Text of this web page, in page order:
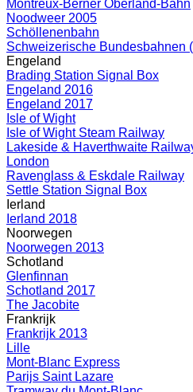
Montreux-Berner Oberland-Bahn
Noodweer 2005
Schöllenenbahn
Schweizerische Bundesbahnen
Engeland
Brading Station Signal Box
Engeland 2016
Engeland 2017
Isle of Wight
Isle of Wight Steam Railway
Lakeside & Haverthwaite
London
Ravenglass & Eskdale Railway
Settle Station Signal Box
Ierland
Ierland 2018
Noorwegen
Noorwegen 2013
Schotland
Glenfinnan
Schotland 2017
The Jacobite
Frankrijk
Frankrijk 2013
Lille
Mont-Blanc Express
Parijs Saint Lazare